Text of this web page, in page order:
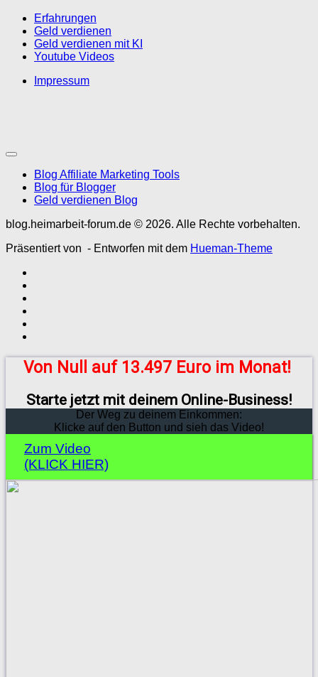
Erfahrungen
Geld verdienen
Geld verdienen mit KI
Youtube Videos
Impressum
Blog Affiliate Marketing Tools
Blog für Blogger
Geld verdienen Blog
blog.heimarbeit-forum.de © 2026. Alle Rechte vorbehalten.
Präsentiert von - Entworfen mit dem Hueman-Theme
Von Null auf 13.497 Euro im Monat!
Starte jetzt mit deinem Online-Business!
Der Weg zu deinem Einkommen:
Klicke auf den Button und sieh das Video!
Zum Video
(KLICK HIER)